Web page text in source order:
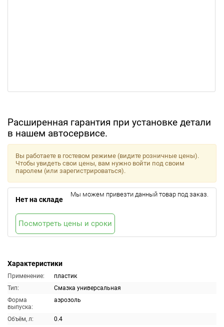
Расширенная гарантия при установке детали
в нашем автосервисе.
Характеристики
Применение:
пластик
Тип:
Смазка универсальная
Форма
выпуска:
аэрозоль
Объём, л:
0.4
Вы работаете в гостевом режиме (видите розничные цены).
Чтобы увидеть свои цены, вам нужно войти под своим
паролем (или зарегистрироваться).
Нет на складе
Мы можем привезти данный товар под заказ.
Посмотреть цены и сроки